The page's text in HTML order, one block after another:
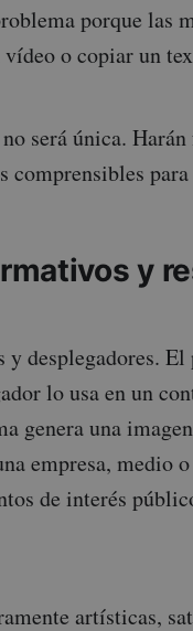
porque las
o copiar un
será única.
comprensibles
y
desplegadores.
lo usa en un
genera una
empresa, medio
de interés
artísticas,